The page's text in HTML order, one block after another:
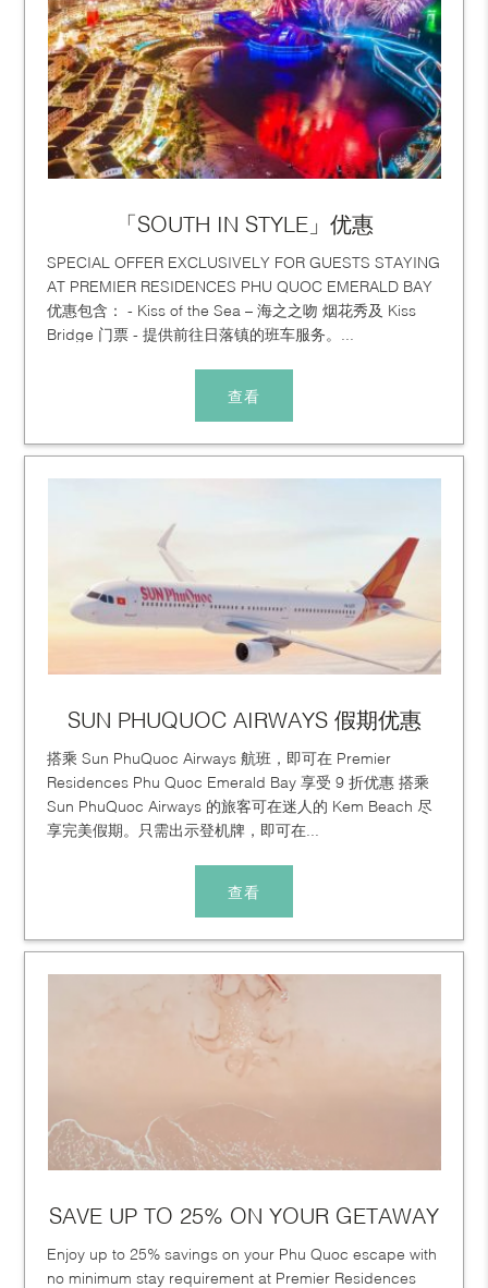
「SOUTH IN STYLE」优惠
SPECIAL OFFER EXCLUSIVELY FOR GUESTS STAYING
AT PREMIER RESIDENCES PHU QUOC EMERALD BAY
优惠包含： - Kiss of the Sea – 海之之吻 烟花秀及 Kiss
Bridge 门票 - 提供前往日落镇的班车服务。...
查看
SUN PHUQUOC AIRWAYS 假期优惠
搭乘 Sun PhuQuoc Airways 航班，即可在 Premier
Residences Phu Quoc Emerald Bay 享受 9 折优惠 搭乘
Sun PhuQuoc Airways 的旅客可在迷人的 Kem Beach 尽
享完美假期。只需出示登机牌，即可在...
查看
SAVE UP TO 25% ON YOUR GETAWAY
Enjoy up to 25% savings on your Phu Quoc escape with
no minimum stay requirement at Premier Residences